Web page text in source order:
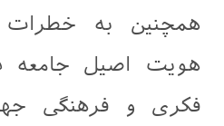
همچنین به
هویت اصیل جامعه
فکری و فرهنگی